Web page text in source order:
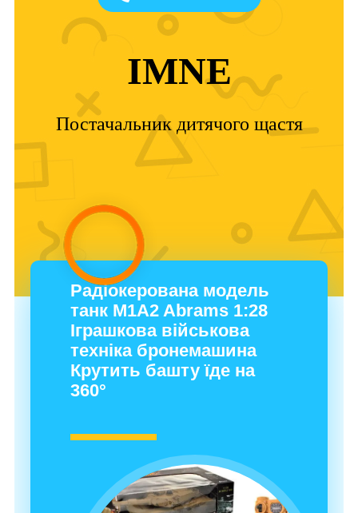
IMNE
Постачальник дитячого щастя
Радіокерована модель
танк M1A2 Abrams 1:28
Іграшкова військова
техніка бронемашина
Крутить башту їде на
360°